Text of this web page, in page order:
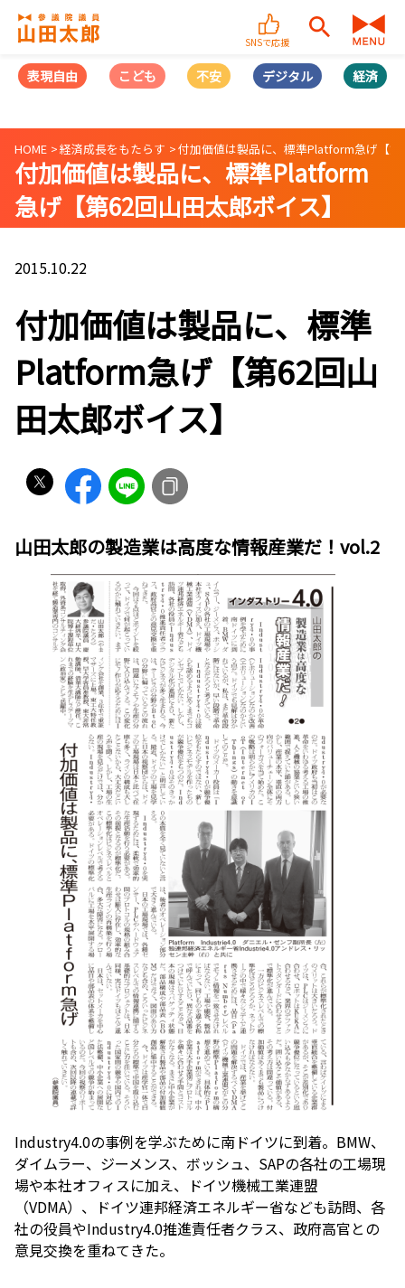
SNSで応援
表現自由 こども 不安 デジタル 経済
HOME 経済成長をもたらす 付加価値は製品に、標準Platform急げ【
付加価値は製品に、標準Platform
急げ【第62回山田太郎ボイス】
2015.10.22
付加価値は製品に、標準
Platform急げ【第62回山
田太郎ボイス】
山田太郎の製造業は高度な情報産業だ！vol.2
Industry4.0の事例を学ぶために南ドイツに到着。BMW、
ダイムラー、ジーメンス、ボッシュ、SAPの各社の工場現
場や本社オフィスに加え、ドイツ機械工業連盟
（VDMA）、ドイツ連邦経済エネルギー省なども訪問、各
社の役員やIndustry4.0推進責任者クラス、政府高官との
意見交換を重ねてきた。